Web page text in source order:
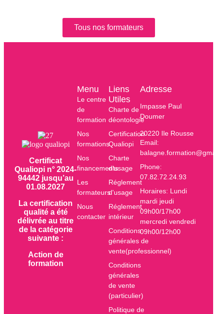
Tous nos formateurs
Certificat
Qualiopi n° 2024-
94442 jusqu’au
01.08.2027
La certification
qualité a été
délivrée au titre
de la catégorie
suivante :
Action de
formation
Liens
Utiles
Charte de
déontologie
Certification
Qualiopi
Charte
d'usage
Réglement
d'usage
Réglement
intérieur
Conditions
générales de
vente(professionnel)
Conditions
générales
de vente
(particulier)
Politique de
Menu
Le centre
de
formation
Nos
formations
Nos
financements
Les
formateurs
Nous
contacter
Adresse
Impasse Paul
Doumer
20220 Ile Rousse
Email:
Phone:
07.82.72.24.93
Horaires: Lundi
mardi jeudi
09h00/17h00
mercredi vendredi
09h00/12h00